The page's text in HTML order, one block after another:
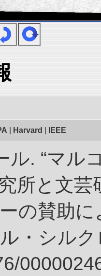
Harvard IEEE
ル. “マル
所と文
の賛助に
ル・シル